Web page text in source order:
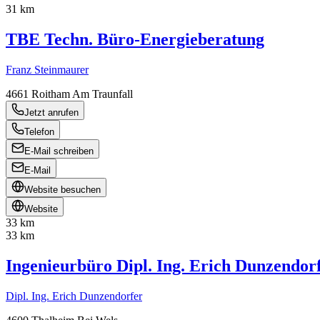
31 km
TBE Techn. Büro-Energieberatung
Franz Steinmaurer
4661 Roitham Am Traunfall
Jetzt anrufen
Telefon
E-Mail schreiben
E-Mail
Website besuchen
Website
33 km
33 km
Ingenieurbüro Dipl. Ing. Erich
Dipl. Ing. Erich Dunzendorfer